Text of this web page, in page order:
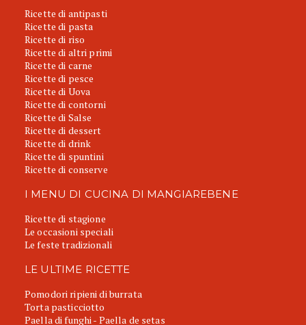
Ricette di antipasti
Ricette di pasta
Ricette di riso
Ricette di altri primi
Ricette di carne
Ricette di pesce
Ricette di Uova
Ricette di contorni
Ricette di Salse
Ricette di dessert
Ricette di drink
Ricette di spuntini
Ricette di conserve
I MENU DI CUCINA DI MANGIAREBENE
Ricette di stagione
Le occasioni speciali
Le feste tradizionali
LE ULTIME RICETTE
Pomodori ripieni di burrata
Torta pasticciotto
Paella di funghi - Paella de setas